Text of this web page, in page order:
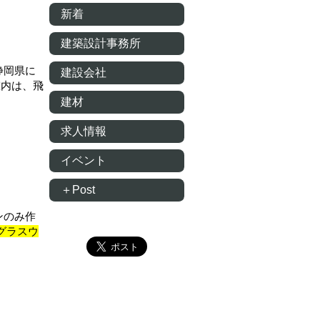
県に
は、飛
のみ作
ラスウ
新着
建築設計事務所
建設会社
建材
求人情報
イベント
＋Post